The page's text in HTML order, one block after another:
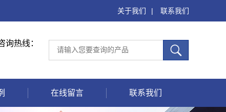
关于我们 | 联系我们
询热线：
在线留言 联系我们